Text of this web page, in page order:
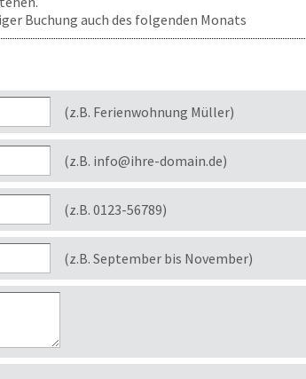
Buchung auch des folgenden Monats
(z.B. Ferienwohnung Müller)
(z.B. info@ihre-domain.de)
(z.B. 0123-56789)
(z.B. September bis November)